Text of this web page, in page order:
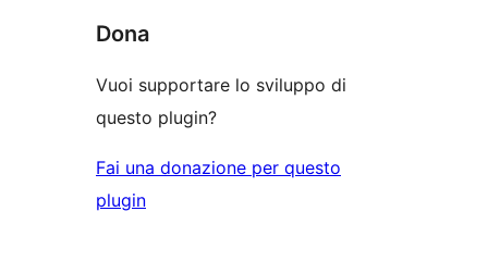
Dona
Vuoi supportare lo sviluppo di
questo plugin?
Fai una donazione per questo
plugin